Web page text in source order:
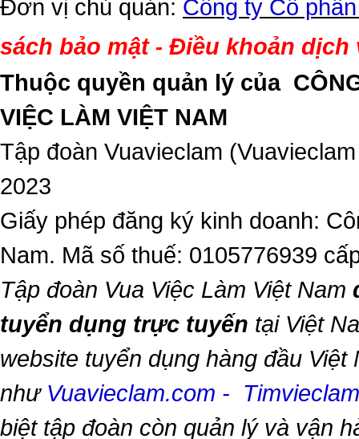
Đơn vị chủ quản: Công ty Cổ
sách bảo mật- Điều khoản dịch
Thuộc quyền quản lý của
VIỆC LÀM VIỆT NAM
Tập đoàn Vuavieclam
2023
Giấy phép đăng ký kinh doanh:
Nam. Mã số thuế: 0105776939
Tập đoàn Vua Việc Làm Việt Nam
tuyển dụng trực tuyến tại Việt
website tuyển dụng hàng đầu Việt
như Vuavieclam.com -
biệt tập đoàn còn quản lý và vận